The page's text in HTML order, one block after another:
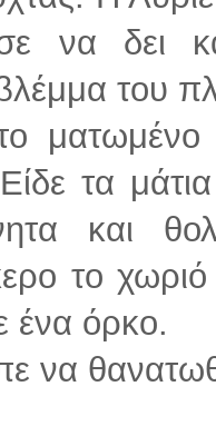
να δει
του
ματωμένο
τα
και
το
ένα όρκο.
να